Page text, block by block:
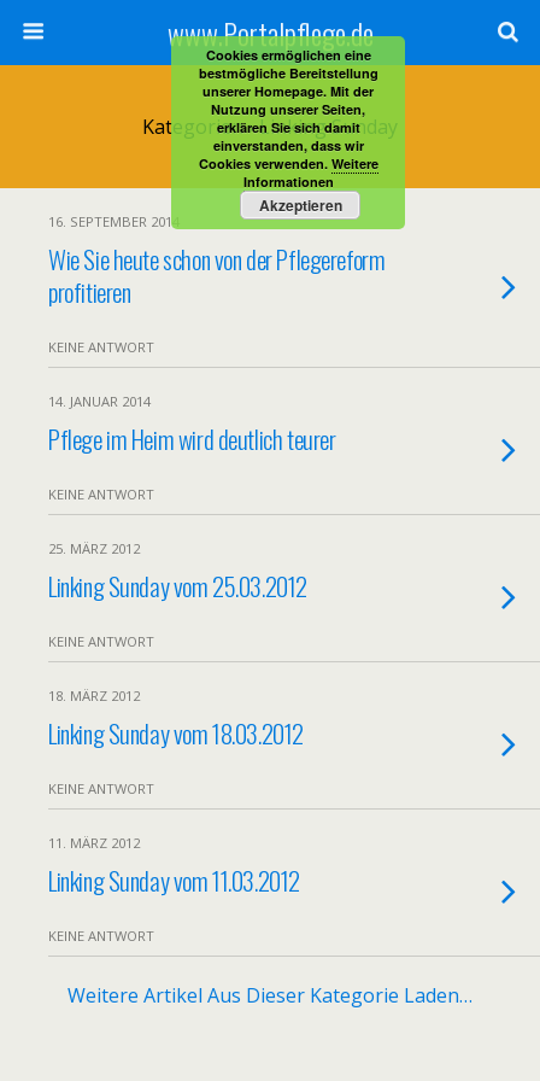
www.Portalpflege.de
Kategorien ›Linking Sunday
16. SEPTEMBER 2014
Wie Sie heute schon von der Pflegereform
profitieren
KEINE ANTWORT
14. JANUAR 2014
Pflege im Heim wird deutlich teurer
KEINE ANTWORT
25. MÄRZ 2012
Linking Sunday vom 25.03.2012
KEINE ANTWORT
18. MÄRZ 2012
Linking Sunday vom 18.03.2012
KEINE ANTWORT
11. MÄRZ 2012
Linking Sunday vom 11.03.2012
KEINE ANTWORT
Weitere Artikel Aus Dieser Kategorie Laden…
Cookies ermöglichen eine
bestmögliche Bereitstellung
unserer Homepage. Mit der
Nutzung unserer Seiten,
erklären Sie sich damit
einverstanden, dass wir
Cookies verwenden. Weitere
Informationen
Akzeptieren